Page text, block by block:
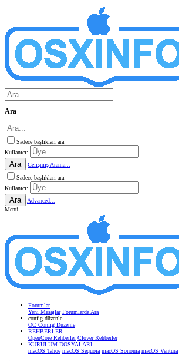
Ara
Sadece başlıkları ara
Kullanıcı:
Ara
Gelişmiş Arama...
Sadece başlıkları ara
Kullanıcı:
Ara
Advanced...
Menü
Forumlar
Yeni Mesajlar Forumlarda Ara
confıg düzenle
OC Config Düzenle
REHBERLER
OpenCore Rehberler Clover Rehberler
KURULUM DOSYALARI
macOS Tahoe macOS Sequoia macOS Sonoma macOS Ventura